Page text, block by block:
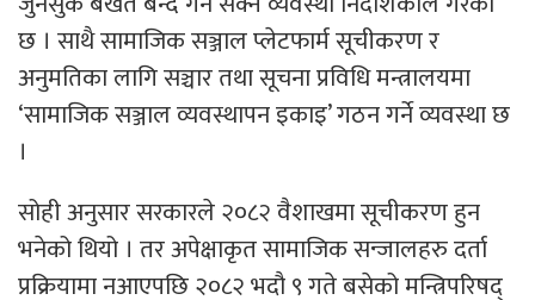
छ । साथै सामाजिक सञ्जाल प्लेटफार्म सूचीकरण र
अनुमतिका लागि सञ्चार तथा सूचना प्रविधि मन्त्रालयमा
‘सामाजिक सञ्जाल व्यवस्थापन इकाइ’ गठन गर्ने व्यवस्था छ
।
सोही अनुसार सरकारले २०८२ वैशाखमा सूचीकरण हुन
भनेको थियो । तर अपेक्षाकृत सामाजिक सन्जालहरु दर्ता
प्रक्रियामा नआएपछि २०८२ भदौ ९ गते बसेको मन्त्रिपरिषद्